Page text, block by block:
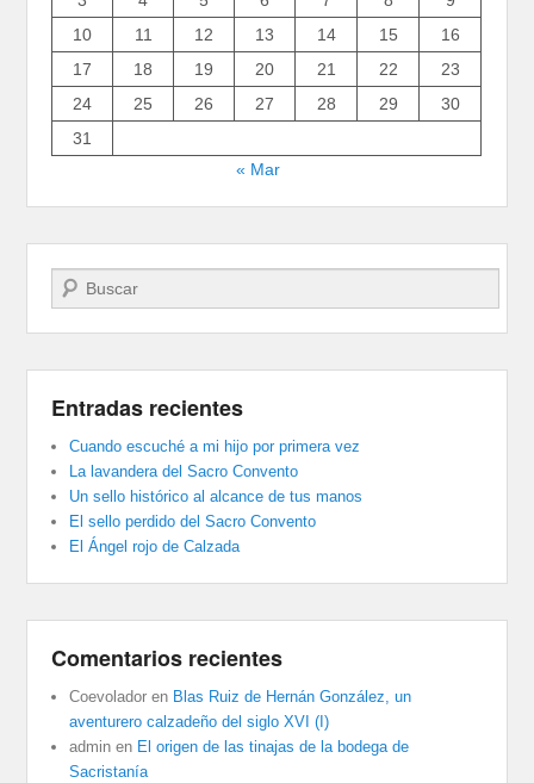
10
11 12 13 14 15
16
17
18 19 20 21 22
23
24
25 26 27 28 29
30
31
« Mar
Buscar
Entradas recientes
Cuando escuché a mi hijo por primera vez
La lavandera del Sacro Convento
Un sello histórico al alcance de tus manos
El sello perdido del Sacro Convento
El Ángel rojo de Calzada
Comentarios recientes
Coevolador en Blas Ruiz de Hernán González, un
aventurero calzadeño del siglo XVI (I)
admin en El origen de las tinajas de la bodega de
Sacristanía